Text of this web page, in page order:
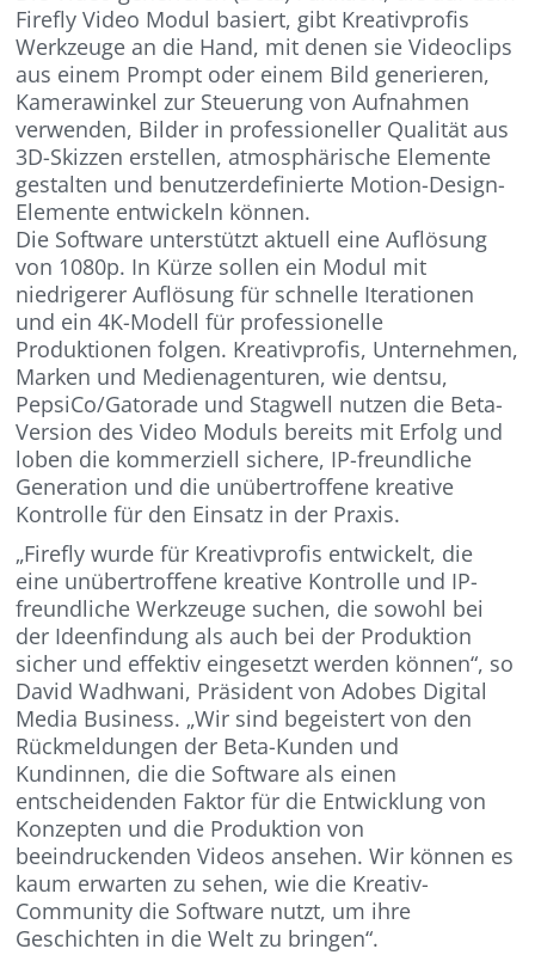
Firefly Video Modul basiert, gibt Kreativprofis
Werkzeuge an die Hand, mit denen sie Videoclips
aus einem Prompt oder einem Bild generieren,
Kamerawinkel zur Steuerung von Aufnahmen
verwenden, Bilder in professioneller Qualität aus
3D-Skizzen erstellen, atmosphärische Elemente
gestalten und benutzerdefinierte Motion-Design-
Elemente entwickeln können.
Die Software unterstützt aktuell eine Auflösung
von 1080p. In Kürze sollen ein Modul mit
niedrigerer Auflösung für schnelle Iterationen
und ein 4K-Modell für professionelle
Produktionen folgen. Kreativprofis, Unternehmen,
Marken und Medienagenturen, wie dentsu,
PepsiCo/Gatorade und Stagwell nutzen die Beta-
Version des Video Moduls bereits mit Erfolg und
loben die kommerziell sichere, IP-freundliche
Generation und die unübertroffene kreative
Kontrolle für den Einsatz in der Praxis.
„Firefly wurde für Kreativprofis entwickelt, die
eine unübertroffene kreative Kontrolle und IP-
freundliche Werkzeuge suchen, die sowohl bei
der Ideenfindung als auch bei der Produktion
sicher und effektiv eingesetzt werden können“, so
David Wadhwani, Präsident von Adobes Digital
Media Business. „Wir sind begeistert von den
Rückmeldungen der Beta-Kunden und
Kundinnen, die die Software als einen
entscheidenden Faktor für die Entwicklung von
Konzepten und die Produktion von
beeindruckenden Videos ansehen. Wir können es
kaum erwarten zu sehen, wie die Kreativ-
Community die Software nutzt, um ihre
Geschichten in die Welt zu bringen“.